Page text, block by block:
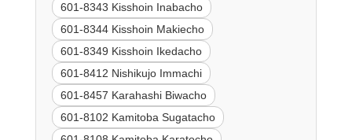
601-8343 Kisshoin Inabacho
601-8344 Kisshoin Makiecho
601-8349 Kisshoin Ikedacho
601-8412 Nishikujo Immachi
601-8457 Karahashi Biwacho
601-8102 Kamitoba Sugatacho